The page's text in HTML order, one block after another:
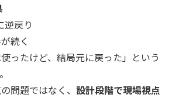
逆戻り
続く
ったけど、結局元に戻った」という
問題ではなく、 設計段階で現場視点